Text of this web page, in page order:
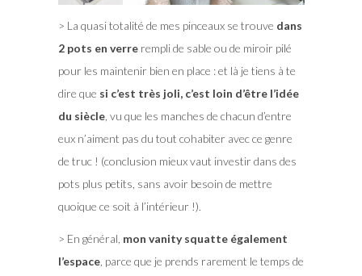
> La quasi totalité de mes pinceaux se trouve dans
2 pots en verrerempli de sable ou de miroir pilé
pour les maintenir bien en place : et là je tiens à te
dire que si c’est très joli, c’est loin d’être l’idée
du siècle, vu que les manches de chacun d’entre
eux n’aiment pas du tout cohabiter avec ce genre
de truc ! (conclusion mieux vaut investir dans des
pots plus petits, sans avoir besoin de mettre
quoique ce soit à l’intérieur !).
> En général, mon vanity squatte également
l’espace, parce que je prends rarement le temps de